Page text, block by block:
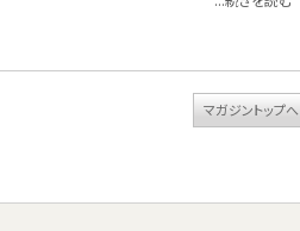
マガジントップへ